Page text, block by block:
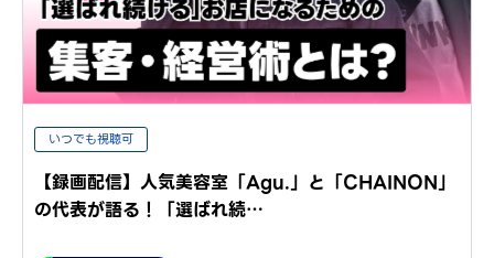
いつでも視聴可
【録画配信】人気美容室「Agu.」と「CHAINON」
の代表が語る！「選ばれ続…